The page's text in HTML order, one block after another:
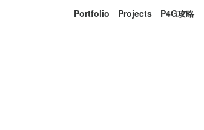
Portfolio Projects P4G攻略